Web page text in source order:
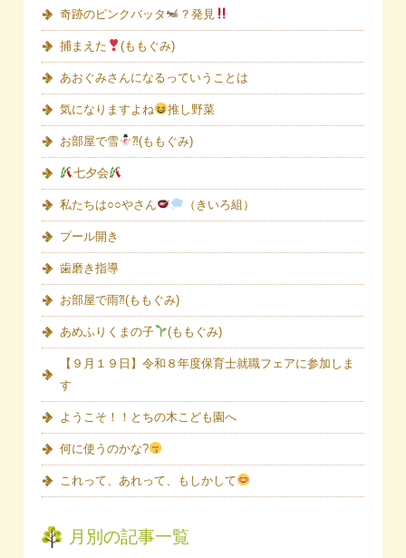
奇跡のピンクバッタ ？発見
捕まえた (ももぐみ)
あおぐみさんになるっていうことは
気になりますよね 推し野菜
お部屋で雪 ⁈(ももぐみ)
七夕会
私たちは○○やさん （きいろ組）
プール開き
歯磨き指導
お部屋で雨⁈(ももぐみ)
あめふりくまの子 (ももぐみ)
【９月１９日】令和８年度保育士就職フェアに参加しま
す
ようこそ！！とちの木こども園へ
何に使うのかな?
これって、あれって、もしかして
月別の記事一覧